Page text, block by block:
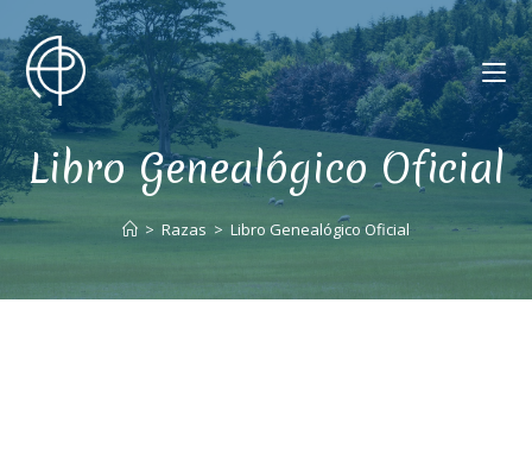
Libro Genealógico Oficial
> Razas > Libro Genealógico Oficial